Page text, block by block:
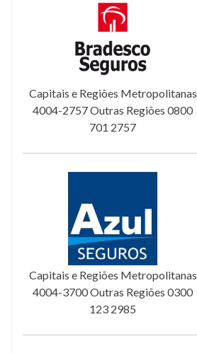
Capitais e Regiões Metropolitanas
4004-2757 Outras Regiões 0800
701 2757
Capitais e Regiões Metropolitanas
4004-3700 Outras Regiões 0300
123 2985